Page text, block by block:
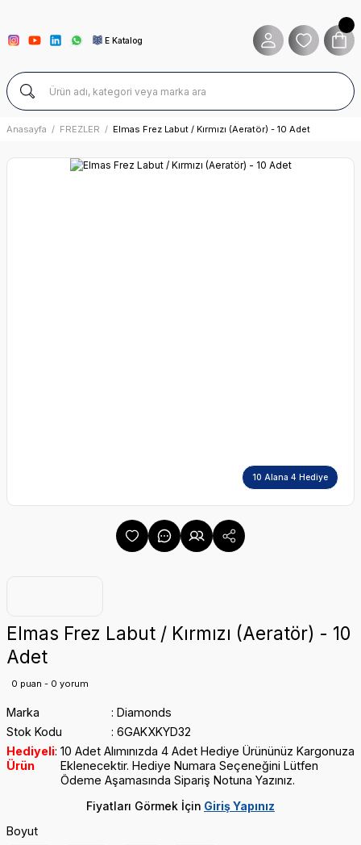
E Katalog
Anasayfa FREZLER Elmas Frez Labut / Kırmızı (Aeratör) - 10 Adet
10 Alana 4 Hediye
Elmas Frez Labut / Kırmızı (Aeratör) - 10
Adet
0 puan - 0 yorum
Marka
Diamonds
Stok Kodu
6GAKXKYD32
Hediyeli
Ürün
10 Adet Alımınızda 4 Adet Hediye Ürününüz Kargonuza
Eklenecektir. Hediye Numara Seçeneğini Lütfen
Ödeme Aşamasında Sipariş Notuna Yazınız.
Fiyatları Görmek İçin Giriş Yapınız
Boyut